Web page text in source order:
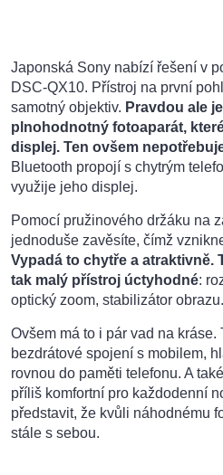
Japonská Sony nabízí řešení v
DSC-QX10. Přístroj na první
samotný objektiv. Pravdou ale
plnohodnotný fotoaparát,
displej. Ten ovšem
Bluetooth propojí s chytrým
využije jeho displej.
Pomocí pružinového držáku na
jednoduše zavěsíte, čímž
Vypadá to chytře a atraktivně.
tak malý přístroj úctyhodné:
optický zoom, stabilizátor obrazu.
Ovšem má to i pár vad na
bezdrátové spojení s mobilem,
rovnou do paměti telefonu. A
příliš komfortní pro každodenní
představit, že kvůli náhodnému
stále s sebou.